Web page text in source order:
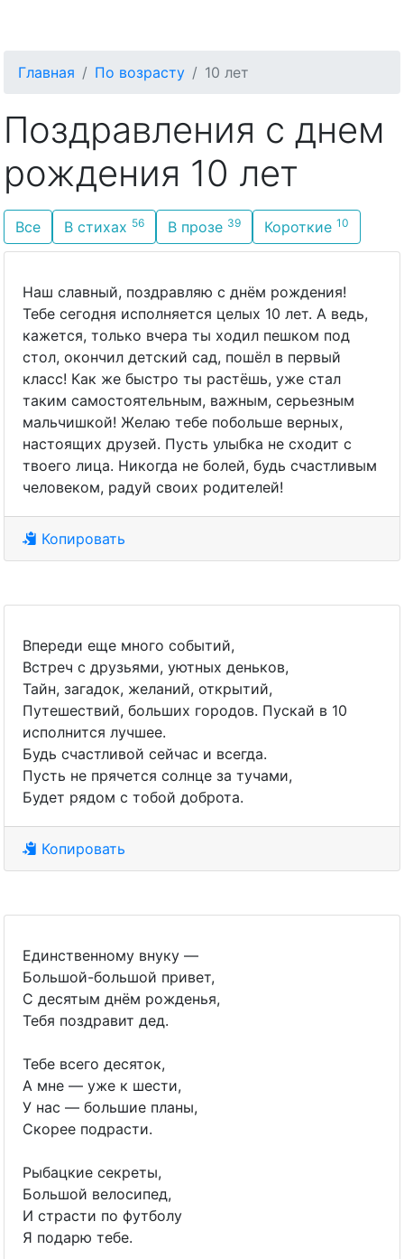
Главная По возрасту 10 лет
Поздравления с днем
рождения 10 лет
Все В стихах 56 В прозе 39 Короткие 10
Наш славный, поздравляю с днём рождения!
Тебе сегодня исполняется целых 10 лет. А ведь,
кажется, только вчера ты ходил пешком под
стол, окончил детский сад, пошёл в первый
класс! Как же быстро ты растёшь, уже стал
таким самостоятельным, важным, серьезным
мальчишкой! Желаю тебе побольше верных,
настоящих друзей. Пусть улыбка не сходит с
твоего лица. Никогда не болей, будь счастливым
человеком, радуй своих родителей!
Копировать
Впереди еще много событий,
Встреч с друзьями, уютных деньков,
Тайн, загадок, желаний, открытий,
Путешествий, больших городов. Пускай в 10
исполнится лучшее.
Будь счастливой сейчас и всегда.
Пусть не прячется солнце за тучами,
Будет рядом с тобой доброта.
Копировать
Единственному внуку —
Большой-большой привет,
С десятым днём рожденья,
Тебя поздравит дед.
Тебе всего десяток,
А мне — уже к шести,
У нас — большие планы,
Скорее подрасти.
Рыбацкие секреты,
Большой велосипед,
И страсти по футболу
Я подарю тебе.